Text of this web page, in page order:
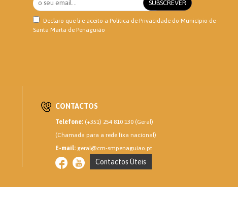
Declaro que li e aceito a Política de Privacidadedo Município de
Santa Marta de Penaguião
CONTACTOS
Telefone:(+351) 254 810 130 (Geral)
(Chamada para a rede fixa nacional)
E-mail:geral@cm-smpenaguiao.pt
Contactos Úteis